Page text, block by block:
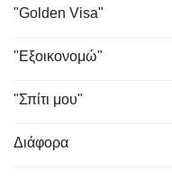
"Golden Visa"
"Εξοικονομώ"
"Σπίτι μου"
Διάφορα